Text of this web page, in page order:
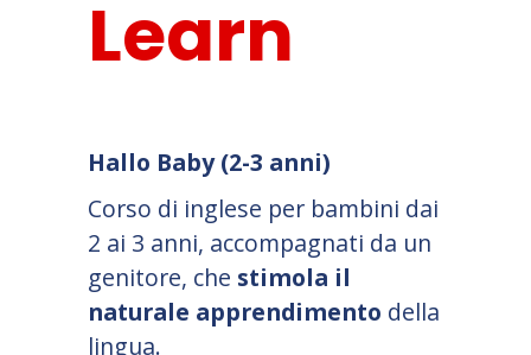
Learn
Hallo Baby (2-3 anni)
Corso di inglese per bambini dai
2 ai 3 anni, accompagnati da un
genitore, che stimola il
naturale apprendimento della
lingua.